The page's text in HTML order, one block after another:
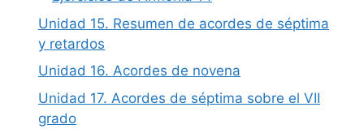
Unidad 15. Resumen de acordes de séptima
y retardos
Unidad 16. Acordes de novena
Unidad 17. Acordes de séptima sobre el VII
grado